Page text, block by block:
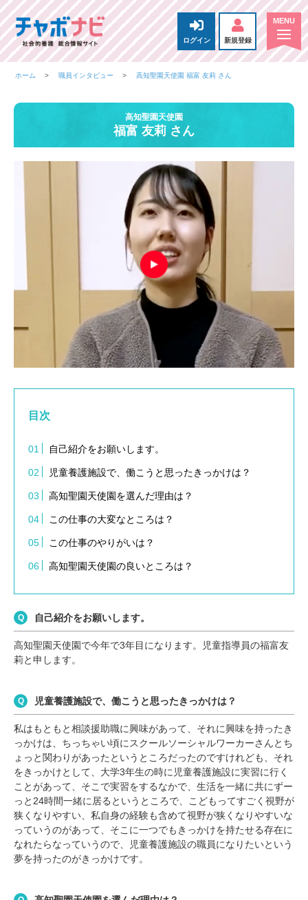
ログイン 新規登録
ホーム 職員インタビュー 高知聖園天使園 福富 友莉 さん
高知聖園天使園
福富 友莉 さん
目次
自己紹介をお願いします。
児童養護施設で、働こうと思ったきっかけは？
高知聖園天使園を選んだ理由は？
この仕事の大変なところは？
この仕事のやりがいは？
高知聖園天使園の良いところは？
自己紹介をお願いします。
高知聖園天使園で今年で3年目になります。児童指導員の福富友
莉と申します。
児童養護施設で、働こうと思ったきっかけは？
私はもともと相談援助職に興味があって、それに興味を持ったき
っかけは、ちっちゃい頃にスクールソーシャルワーカーさんとち
ょっと関わりがあったというところだったのですけれども、それ
をきっかけとして、大学3年生の時に児童養護施設に実習に行く
ことがあって、そこで実習をするなかで、生活を一緒に共にずー
っと24時間一緒に居るというところで、こどもってすごく視野が
狭くなりやすい、私自身の経験も含めて視野が狭くなりやすいな
っていうのがあって、そこに一つでもきっかけを持たせる存在に
なれたらなっていうので、児童養護施設の職員になりたいという
夢を持ったのがきっかけです。